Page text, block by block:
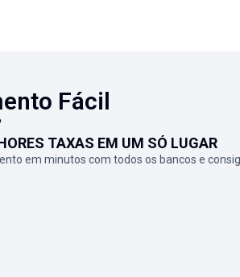
Fácil
TAXAS EM UM SÓ LUGAR
em minutos com todos os bancos e